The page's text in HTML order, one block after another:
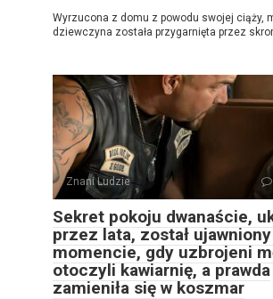
Wyrzucona z domu z powodu swojej ciąży,
dziewczyna została przygarnięta przez
Znani Ludzie
Sekret pokoju dwanaście,
przez lata, został
momencie, gdy uzbrojeni
otoczyli kawiarnię, a prawda
zamieniła się w koszmar